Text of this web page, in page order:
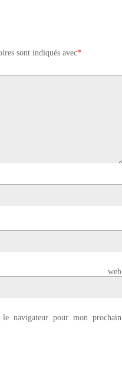
sont indiqués avec*
navigateur pour mon prochain